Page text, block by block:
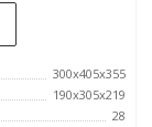
300x405x355
190x305x219
28